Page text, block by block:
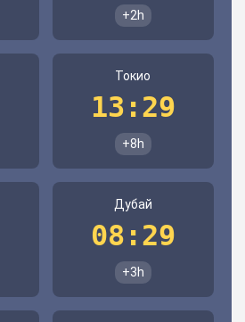
+2h
Токио
13:29
+8h
Дубай
08:29
+3h